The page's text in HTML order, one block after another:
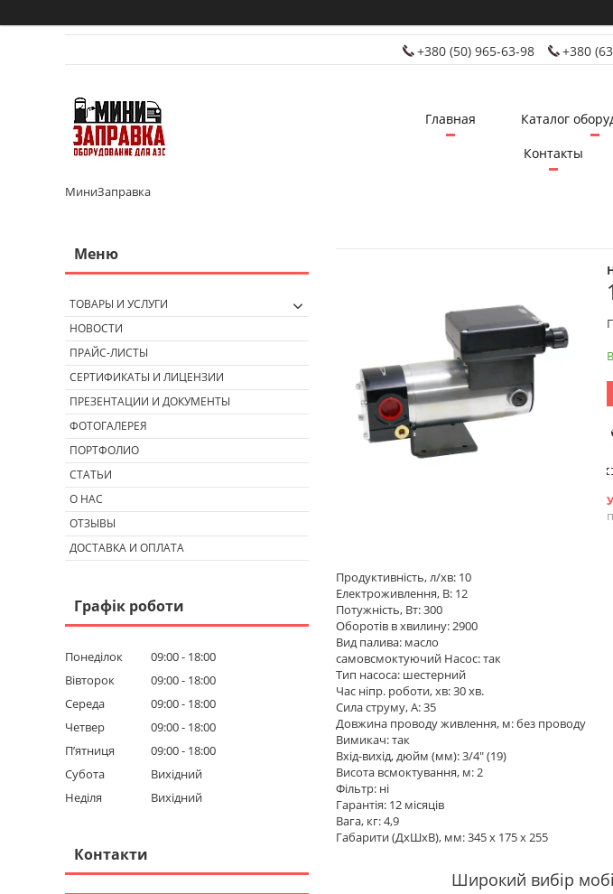
+380 (50) 965-63-98 +380
МиниЗаправка
Главная Каталог
Контакты
Продуктивність, л/хв: 10
Електроживлення, В: 12
Потужність, Вт: 300
Оборотів в хвилину: 2900
Вид палива: масло
самовсмоктуючий Насос: так
Тип насоса: шестерний
Час ніпр. роботи, хв: 30 хв.
Сила струму, А: 35
Довжина проводу живлення, м: без проводу
Вимикач: так
Вхід-вихід, дюйм (мм): 3/4" (19)
Висота всмоктування, м: 2
Фільтр: ні
Гарантія: 12 місяців
Вага, кг: 4,9
Габарити (ДхШхВ), мм: 345 х 175 х 255
Широкий вибір
ТОВАРЫ И УСЛУГИ
НОВОСТИ
ПРАЙС-ЛИСТЫ
СЕРТИФИКАТЫ И ЛИЦЕНЗИИ
ПРЕЗЕНТАЦИИ И ДОКУМЕНТЫ
ФОТОГАЛЕРЕЯ
ПОРТФОЛИО
СТАТЬИ
О НАС
ОТЗЫВЫ
ДОСТАВКА И ОПЛАТА
Графік роботи
Понеділок 09:00
18:00
Вівторок
09:00
18:00
Середа
09:00
18:00
Четвер
09:00
18:00
Пʼятниця
09:00
18:00
Субота
Вихідний
Неділя
Вихідний
Контакти